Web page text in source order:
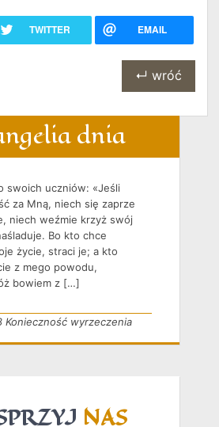
TWITTER EMAIL
↵ wróć
dnia
swoich uczniów: «Jeśli
za Mną, niech się zaprze
niech weźmie krzyż swój
Bo kto chce
życie, straci je; a kto
z mego powodu,
bowiem z […]
Konieczność wyrzeczenia
NAS